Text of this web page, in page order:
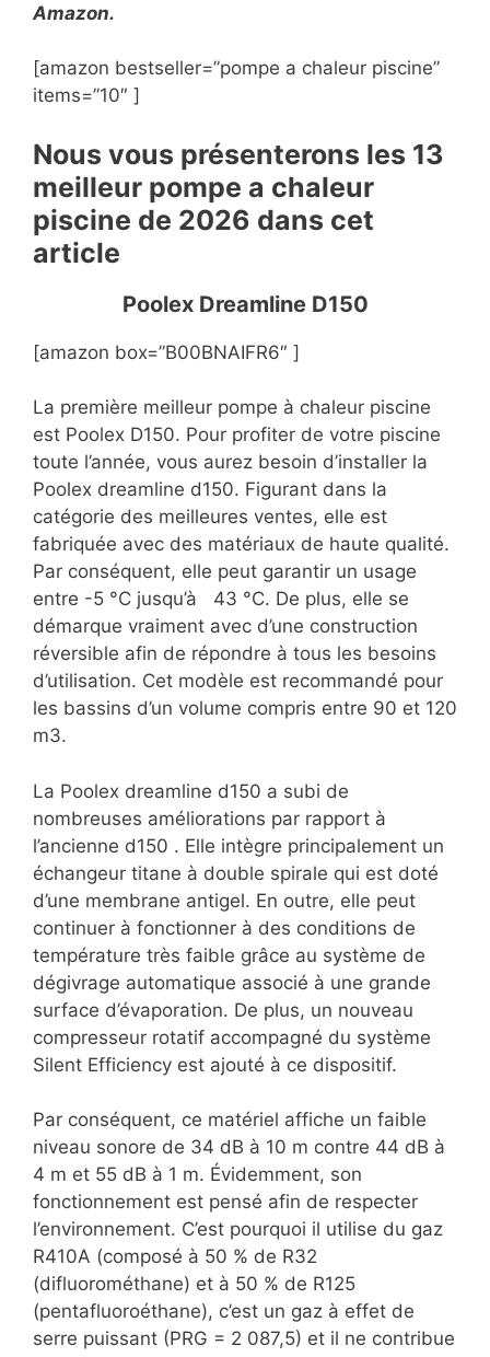
Amazon.
[amazon bestseller=”pompe a chaleur piscine”
items=”10″ ]
Nous vous présenterons les 13
meilleur pompe a chaleur
piscine de 2026 dans cet
article
Poolex Dreamline D150
[amazon box=”B00BNAIFR6″ ]
La première meilleur pompe à chaleur piscine
est Poolex D150. Pour profiter de votre piscine
toute l’année, vous aurez besoin d’installer la
Poolex dreamline d150. Figurant dans la
catégorie des meilleures ventes, elle est
fabriquée avec des matériaux de haute qualité.
Par conséquent, elle peut garantir un usage
entre -5 °C jusqu’à 43 °C. De plus, elle se
démarque vraiment avec d’une construction
réversible afin de répondre à tous les besoins
d’utilisation. Cet modèle est recommandé pour
les bassins d’un volume compris entre 90 et 120
m3.
La Poolex dreamline d150 a subi de
nombreuses améliorations par rapport à
l’ancienne d150 . Elle intègre principalement un
échangeur titane à double spirale qui est doté
d’une membrane antigel. En outre, elle peut
continuer à fonctionner à des conditions de
température très faible grâce au système de
dégivrage automatique associé à une grande
surface d’évaporation. De plus, un nouveau
compresseur rotatif accompagné du système
Silent Efficiency est ajouté à ce dispositif.
Par conséquent, ce matériel affiche un faible
niveau sonore de 34 dB à 10 m contre 44 dB à
4 m et 55 dB à 1 m. Évidemment, son
fonctionnement est pensé afin de respecter
l’environnement. C’est pourquoi il utilise du gaz
R410A (composé à 50 % de R32
(difluorométhane) et à 50 % de R125
(pentafluoroéthane), c’est un gaz à effet de
serre puissant (PRG = 2 087,5) et il ne contribue